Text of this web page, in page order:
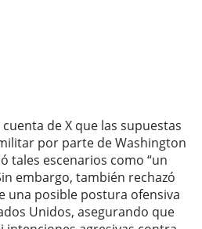
de X que las supuestas
por parte de Washington
tales escenarios como “un
embargo, también rechazó
una posible postura ofensiva
Unidos, asegurando que